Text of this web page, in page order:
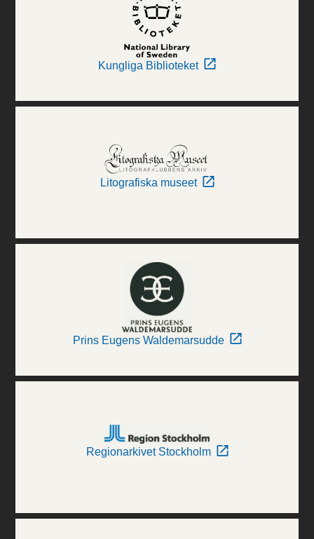
Kungliga Biblioteket
Litografiska museet
Prins Eugens Waldemarsudde
Regionarkivet Stockholm